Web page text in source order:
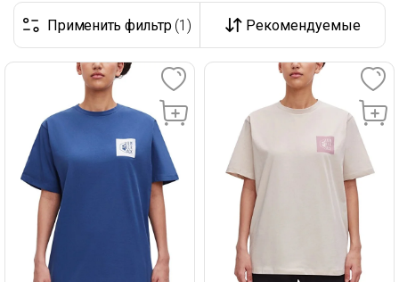
Применить фильтр (1) Рекомендуемые